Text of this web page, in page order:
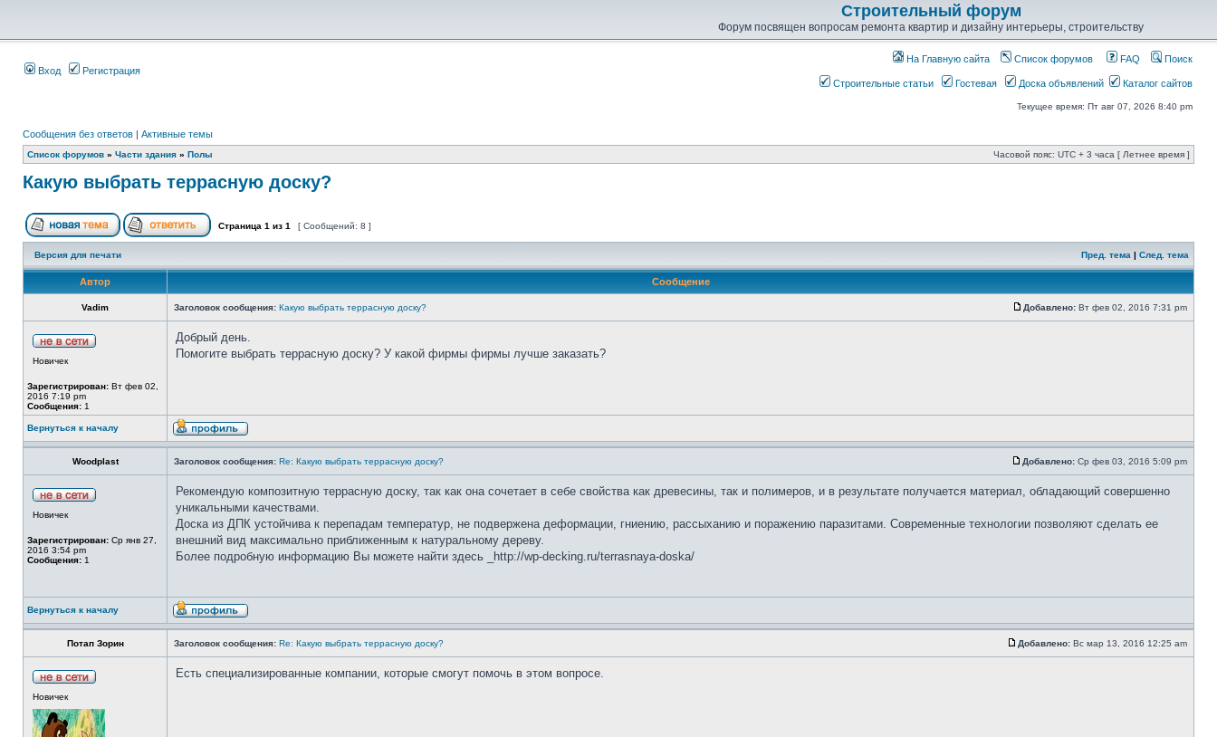
Строительный форум
Форум посвящен вопросам ремонта квартир и дизайну интерьеры, строительству
Вход Регистрация
На Главную сайта Список форумов FAQ Поиск
Строительные статьи Гостевая Доска объявлений Каталог сайтов
Текущее время: Пт авг 07, 2026 8:40 pm
Сообщения без ответов | Активные темы
Список форумов » Части здания » Полы Часовой пояс: UTC + 3 часа [ Летнее время ]
Какую выбрать террасную доску?
Страница 1 из 1 [ Сообщений: 8 ]
Версия для печати Пред. тема | След. тема
Автор Сообщение
Vadim Заголовок сообщения: Какую выбрать террасную доску? Добавлено: Вт фев 02, 2016 7:31 pm
Новичек
Зарегистрирован: Вт фев 02,
2016 7:19 pm
Сообщения: 1
Добрый день.
Помогите выбрать террасную доску? У какой фирмы фирмы лучше заказать?
Вернуться к началу
Woodplast Заголовок сообщения: Re: Какую выбрать террасную доску? Добавлено: Ср фев 03, 2016 5:09 pm
Новичек
Зарегистрирован: Ср янв 27,
2016 3:54 pm
Сообщения: 1
Рекомендую композитную террасную доску, так как она сочетает в себе свойства как древесины, так и полимеров, и в результате получается материал, обладающий совершенно
уникальными качествами.
Доска из ДПК устойчива к перепадам температур, не подвержена деформации, гниению, рассыханию и поражению паразитами. Современные технологии позволяют сделать ее
внешний вид максимально приближенным к натуральному дереву.
Более подробную информацию Вы можете найти здесь _http://wp-decking.ru/terrasnaya-doska/
Вернуться к началу
Потап Зорин Заголовок сообщения: Re: Какую выбрать террасную доску? Добавлено: Вс мар 13, 2016 12:25 am
Новичек
Есть специализированные компании, которые смогут помочь в этом вопросе.